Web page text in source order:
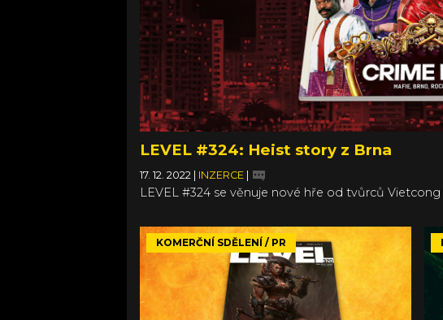
LEVEL #324: Heist story z Brna
17. 12. 2022 | INZERCE |
LEVEL #324 se věnuje nové hře od tvůrců Vietcong
KOMERČNÍ SDĚLENÍ / PR